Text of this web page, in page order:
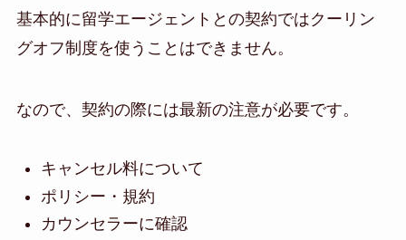
基本的に留学エージェントとの契約ではクーリン
グオフ制度を使うことはできません。
なので、契約の際には最新の注意が必要です。
キャンセル料について
ポリシー・規約
カウンセラーに確認